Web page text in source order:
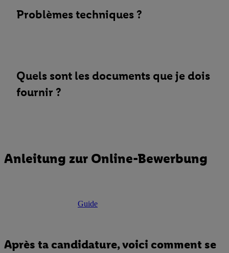
Problèmes techniques ?
Quels sont les documents que je dois
fournir ?
Anleitung zur Online-Bewerbung
Guide
Après ta candidature, voici comment se